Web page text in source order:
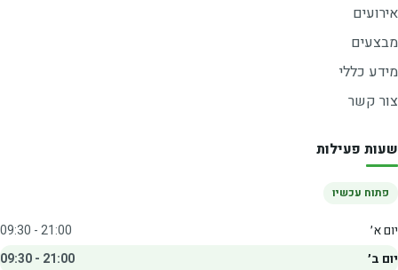
אירועים
מבצעים
מידע כללי
צור קשר
שעות פעילות
פתוח עכשיו
יום א׳
09:30 - 21:00
יום ב׳
09:30 - 21:00